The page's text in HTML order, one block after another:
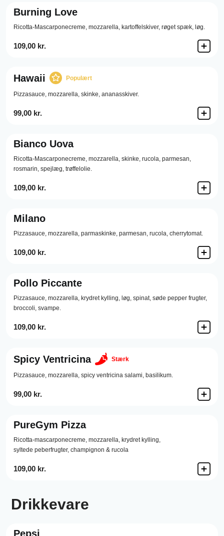
Burning Love
Ricotta-Mascarponecreme, mozzarella, kartoffelskiver, røget spæk, løg.
109,00 kr.
Hawaii Populært
Pizzasauce, mozzarella, skinke, ananasskiver.
99,00 kr.
Bianco Uova
Ricotta-Mascarponecreme, mozzarella, skinke, rucola, parmesan,
rosmarin, spejlæg, trøffelolie.
109,00 kr.
Milano
Pizzasauce, mozzarella, parmaskinke, parmesan, rucola, cherrytomat.
109,00 kr.
Pollo Piccante
Pizzasauce, mozzarella, krydret kylling, løg, spinat, søde pepper frugter,
broccoli, svampe.
109,00 kr.
Spicy Ventricina Stærk
Pizzasauce, mozzarella, spicy ventricina salami, basilikum.
99,00 kr.
PureGym Pizza
Ricotta-mascarponecreme, mozzarella, krydret kylling,
syltede peberfrugter, champignon & rucola
109,00 kr.
Drikkevare
Pepsi